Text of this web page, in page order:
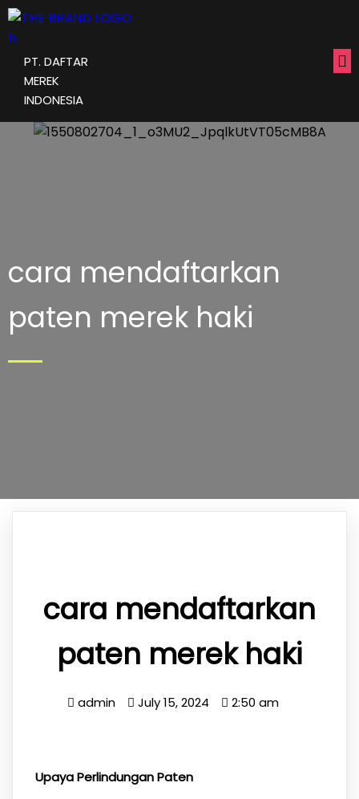
PT. DAFTAR
MEREK
INDONESIA
cara mendaftarkan
paten merek haki
cara mendaftarkan
paten merek haki
admin July 15, 2024 2:50 am
Upaya Perlindungan Paten